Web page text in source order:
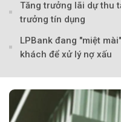
Tăng trưởng lãi dự thu
trưởng tín dụng
LPBank đang "miệt
khách để xử lý nợ xấu